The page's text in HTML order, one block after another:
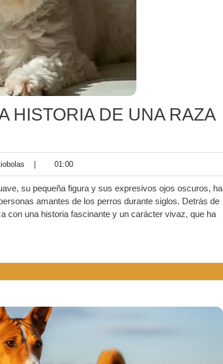
HISTORIA DE UNA RAZA
01:00
su pequeña figura y sus expresivos ojos oscuros, ha
amantes de los perros durante siglos. Detrás de
con una historia fascinante y un carácter vivaz, que ha